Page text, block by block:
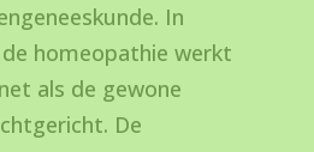
In
homeopathie werkt
als de gewone
De